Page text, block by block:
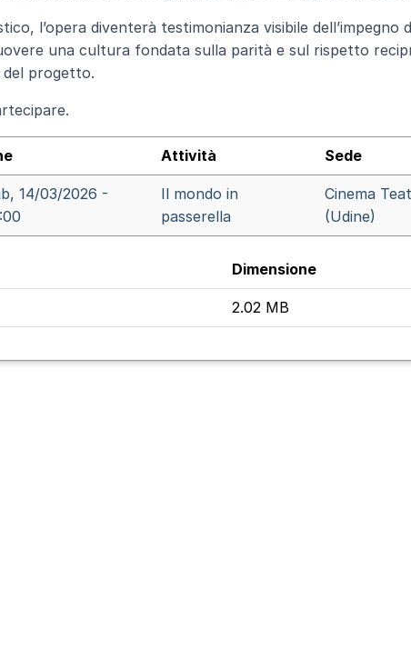
l’opera diventerà testimonianza visibile dell’impegno
una cultura fondata sulla parità e sul rispetto
progetto.
Attività Sede
14/03/2026 -
Il mondo in
passerella
Cinema
(Udine)
Dimensione
2.02 MB